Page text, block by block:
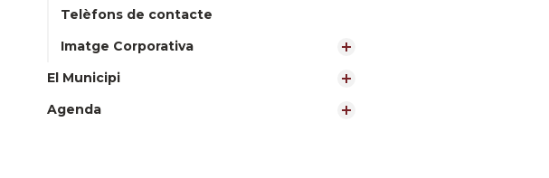
Telèfons de contacte
Imatge Corporativa
El Municipi
Agenda